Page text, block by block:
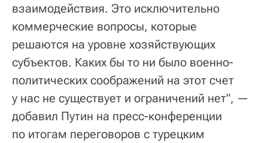
взаимодействия. Это исключительно
коммерческие вопросы, которые
решаются на уровне хозяйствующих
субъектов. Каких бы то ни было военно-
политических соображений на этот счет
у нас не существует и ограничений нет", —
добавил Путин на пресс-конференции
по итогам переговоров с турецким